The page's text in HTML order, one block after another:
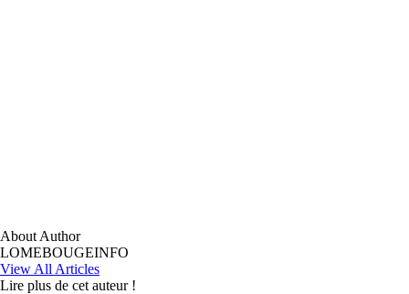
About Author
LOMEBOUGEINFO
View All Articles
Lire plus de cet auteur !